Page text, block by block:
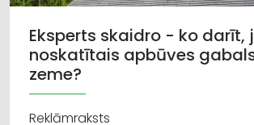
Eksperts skaidro - ko darīt,
noskatītais apbūves
zeme?
Reklāmraksts